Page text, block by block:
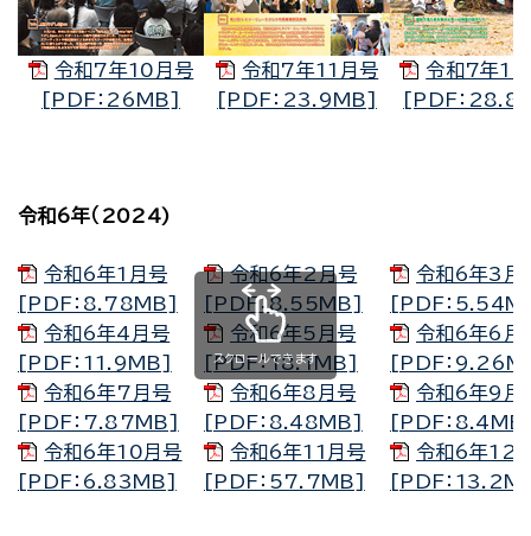
令和7年10月号
[PDF：26MB]
令和7年11月号
[PDF：23.9MB]
令和7年12
[PDF：
令和6年（2024)
令和6年1月号
[PDF：8.78MB]
令和6年2月号
[PDF：8.55MB]
令和6年3月
[PDF：
令和6年4月号
[PDF：11.9MB]
令和6年5月号
[PDF：18.1MB]
令和6年6月
[PDF：
令和6年7月号
[PDF：7.87MB]
令和6年8月号
[PDF：8.48MB]
令和6年9月
[PDF：
令和6年10月号
[PDF：6.83MB]
令和6年11月号
[PDF：57.7MB]
令和6年12
[PDF：
スクロールできます